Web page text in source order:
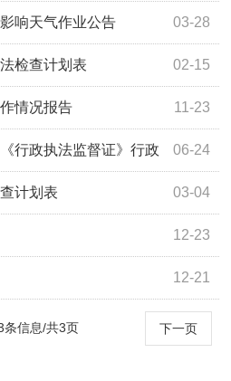
03-28
响天气作业公告
02-15
检查计划表
11-23
情况报告
06-24
行政执法监督证》行政
03-04
计划表
12-23
12-21
下一页
条信息/共3页